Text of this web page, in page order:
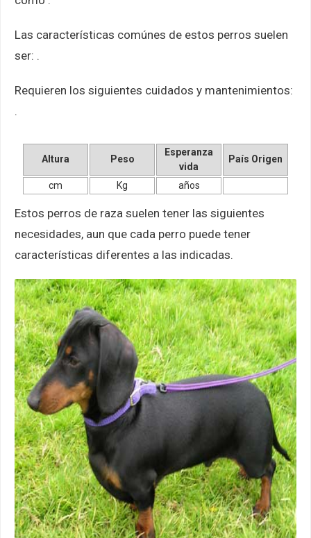
Las características comúnes de estos perros suelen
ser: .
Requieren los siguientes cuidados y mantenimientos:
.
Altura Peso
Esperanza
vida
País Origen
cm Kg años
Estos perros de raza suelen tener las siguientes
necesidades, aun que cada perro puede tener
características diferentes a las indicadas.